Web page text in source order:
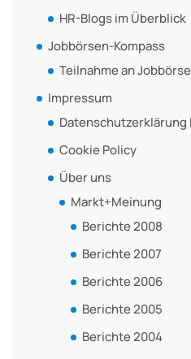
HR-Blogs im Überblick
Jobbörsen-Kompass
Teilnahme an
Impressum
Datenschutzerklärung
Cookie Policy
Über uns
Markt+Meinung
Berichte 2008
Berichte 2007
Berichte 2006
Berichte 2005
Berichte 2004